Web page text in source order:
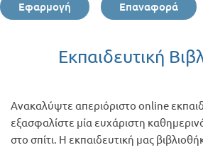
Εκπαιδευτική Βιβλιοθήκη
Σεμινάρια / Συνέδρια
Εφαρμογή Επαναφορά
Εκπαιδευτική
Ανακαλύψτε απεριόριστο online
εξασφαλίστε μία ευχάριστη
στο σπίτι. Η εκπαιδευτική μας
κ
filter